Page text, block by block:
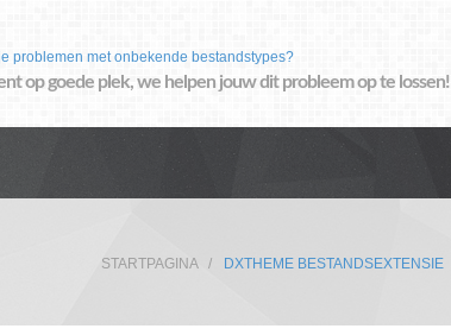
problemen met onbekende bestandstypes?
op goede plek, we helpen jouw dit probleem op te lossen!
STARTPAGINA DXTHEME BESTANDSEXTENSIE